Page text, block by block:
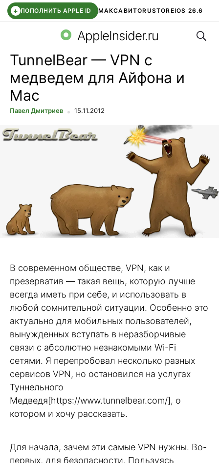
+ ПОПОЛНИТЬ APPLE ID МАКСАВИТОRUSTOREIOS 26.6
СБЕР КИДС ВТБ ОНЛАЙН ЧАТ В ROBLOX
AppleInsider.ru
TunnelBear — VPN с
медведем для Айфона и
Mac
Павел Дмитриев 15.11.2012
В современном обществе, VPN, как и
презерватив — такая вещь, которую лучше
всегда иметь при себе, и использовать в
любой сомнительной ситуации. Особенно это
актуально для мобильных пользователей,
вынужденных вступать в неразборчивые
связи с абсолютно незнакомыми Wi-Fi
сетями. Я перепробовал несколько разных
сервисов VPN, но остановился на услугах
Туннельного
Медведя[https://www.tunnelbear.com/], о
котором и хочу рассказать.
Для начала, зачем эти самые VPN нужны. Во-
первых, для безопасности. Пользуясь